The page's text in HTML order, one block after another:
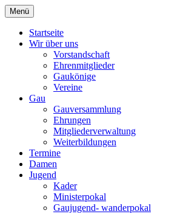
Zum
Inhalt
springen
Schützengau Simbach
Menü
Startseite
Wir über uns
Vorstandschaft
Ehrenmitglieder
Gaukönige
Vereine
Gau
Gauversammlung
Ehrungen
Mitgliederverwaltung
Weiterbildungen
Termine
Damen
Jugend
Kader
Ministerpokal
Gaujugend- wanderpokal